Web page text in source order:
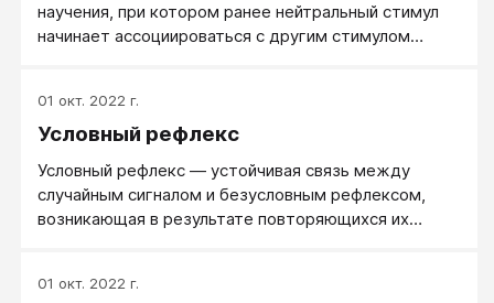
научения, при котором ранее нейтральный стимул
начинает ассоциироваться с другим стимулом
началось в первые годы XX века, когда российский
физиолог Иван Павлов, уже получивший тогда
пищеварения, обратился к научению. Еще изучая
пищеварение, Павлов заметил, что при одном
только виде тарелки с едой у собаки начинает
01 окт. 2022 г.
Условный рефлекс
Условный рефлекс ― устойчивая связь между
случайным сигналом и безусловным рефлексом,
возникающая в результате повторяющихся их
01 окт. 2022 г.